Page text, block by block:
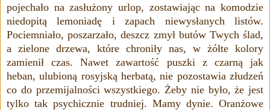
pojechało na zasłużony urlop, zostawiając na komodzie
niedopitą lemoniadę izapach niewysłanych listów.
Pociemniało, poszarzało, deszcz zmył butów Twych ślad,
a zielone drzewa, które chroniły nas, w żółte kolory
zamienił czas. Nawet zawartość puszki z czarną jak
heban, ulubioną rosyjską herbatą, nie pozostawia złudzeń
co do przemijalności wszystkiego. Żeby nie było, że jest
tylko tak psychicznie trudniej. Mamy dynie. Oranżowe